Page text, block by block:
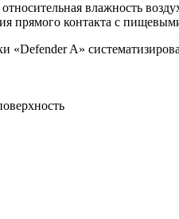
влажность
прямого контакта с
«Defender A»